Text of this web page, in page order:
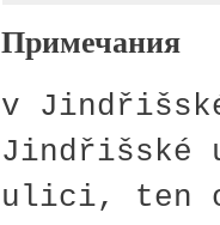
Примечания
v
Jindřišské
ulici, ten